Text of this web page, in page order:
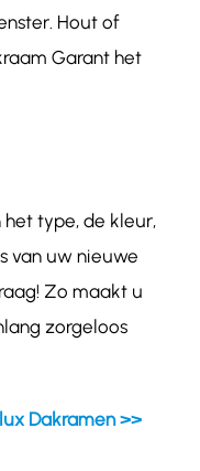
Hout of
Garant het
type, de kleur,
van uw nieuwe
Zo maakt u
zorgeloos
Dakramen >>